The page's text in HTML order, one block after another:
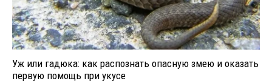
Уж или гадюка: как распознать опасную змею и оказать
первую помощь при укусе